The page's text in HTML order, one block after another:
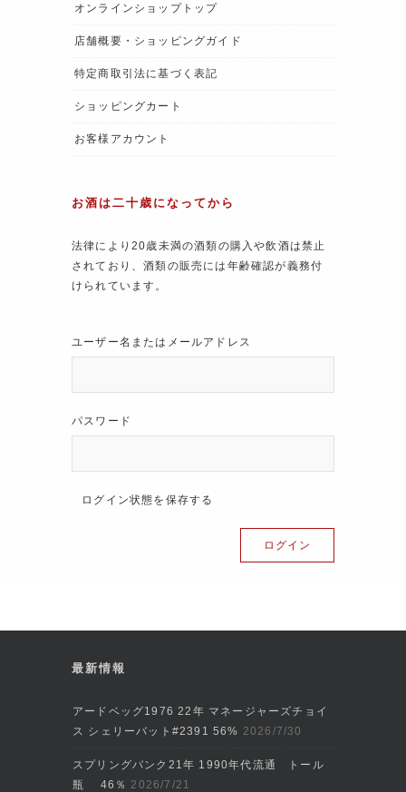
オンラインショップトップ
店舗概要・ショッピングガイド
特定商取引法に基づく表記
ショッピングカート
お客様アカウント
お酒は二十歳になってから
法律により20歳未満の酒類の購入や飲酒は禁止
されており、酒類の販売には年齢確認が義務付
けられています。
ユーザー名またはメールアドレス
パスワード
ログイン状態を保存する
最新情報
アードベッグ1976 22年 マネージャーズチョイ
ス シェリーバット#2391 56% 2026/7/30
スプリングバンク21年 1990年代流通 トール
瓶 46％ 2026/7/21